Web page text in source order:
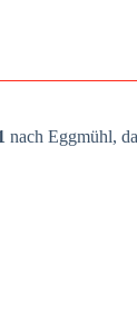
nach Egg­mühl,